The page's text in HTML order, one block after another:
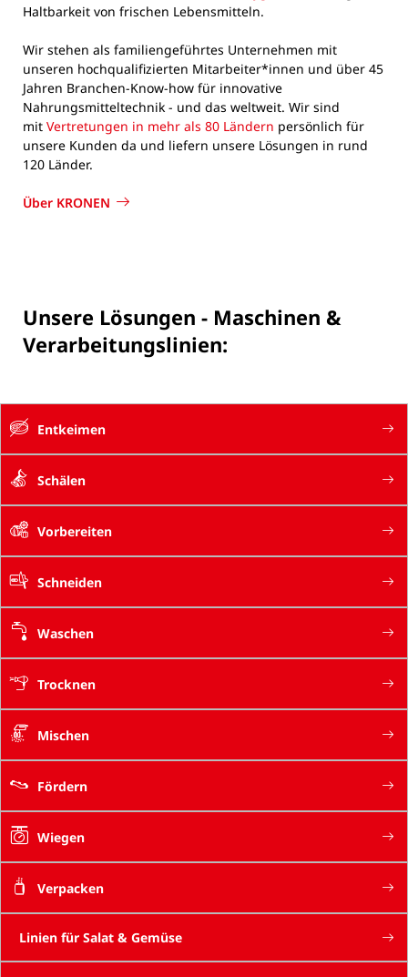
unseren hochqualifizierten Mitarbeiter*innen und über 45
Jahren Branchen-Know-how für innovative
Nahrungsmitteltechnik - und das weltweit. Wir sind
mitVertretungen in mehr als 80 Ländernpersönlich für
unsere Kunden da und liefern unsere Lösungen in rund
120 Länder.
Verarbeitungslinien:
Entkeimen
Schälen
Vorbereiten
Schneiden
Waschen
Trocknen
Mischen
Fördern
Wiegen
Verpacken
Linien für Salat & Gemüse
Linien für Kartoffeln